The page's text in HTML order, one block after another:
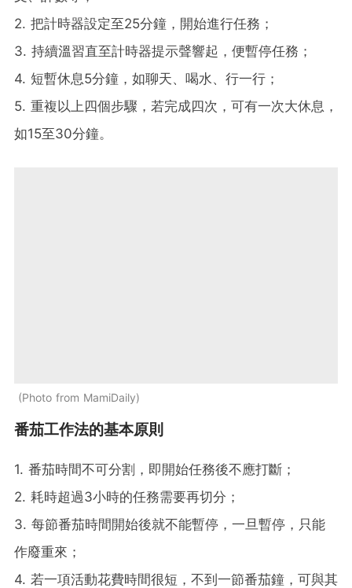
2. 把計時器設定至25分鐘，開始進行任務；
3. 持續溫習直至計時器提示聲響起，便暫停任務；
4. 短暫休息5分鐘，如聊天、喝水、行一行；
5. 重複以上四個步驟，若完成四次，可有一次大休息，
如15至30分鐘。
Photo from MamiDaily
番茄工作法的基本原則
1. 番茄時間不可分割，即開始任務後不應打斷；
2. 耗時超過3小時的任務需要再切分；
3. 每節番茄時間開始後就不能暫停，一旦暫停，只能
作廢重來；
4. 若一項活動花費時間很短，不到一節番茄鐘，可與其